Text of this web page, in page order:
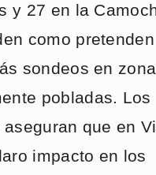
y 27 en la
como pretenden
sondeos en
pobladas. Los
que en
impacto en los